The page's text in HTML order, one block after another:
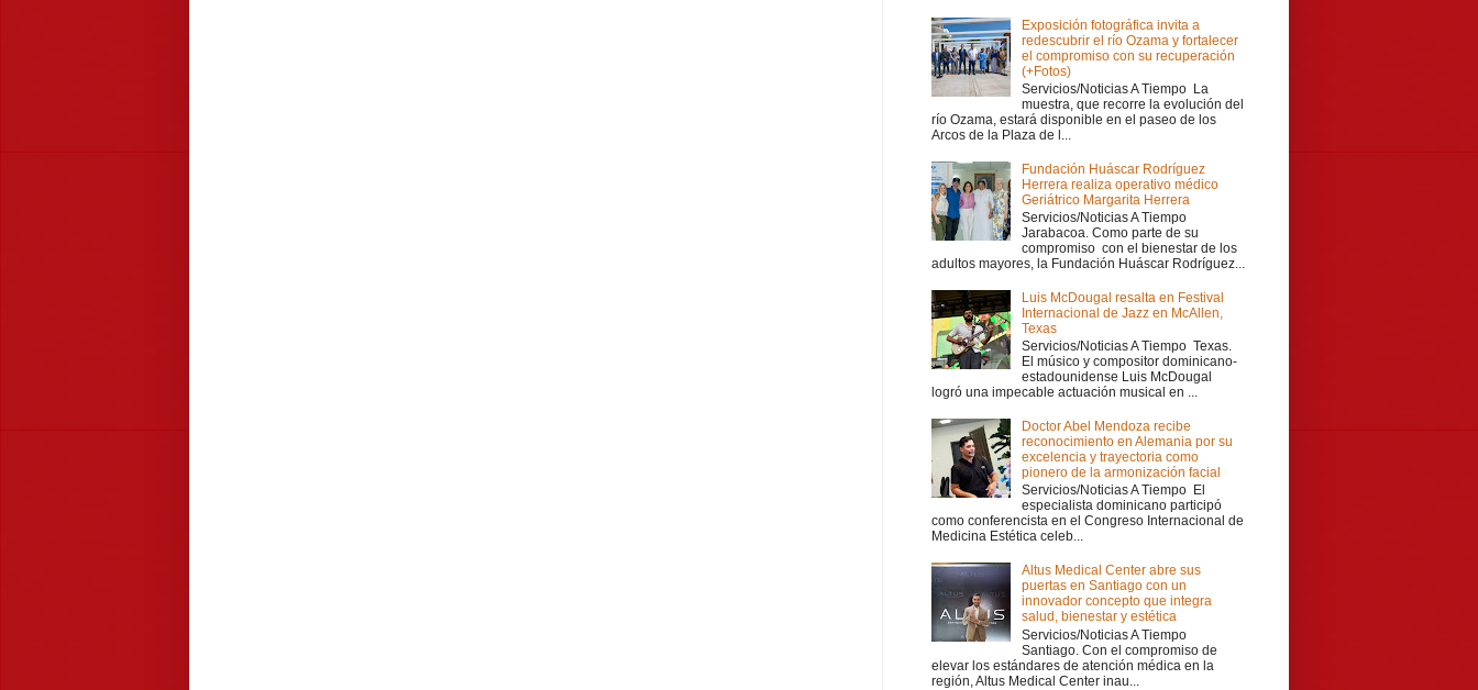
Exposición fotográfica invita a
redescubrir el río Ozama y fortalecer
el compromiso con su recuperación
(+Fotos)
Servicios/Noticias A Tiempo La
muestra, que recorre la evolución del
río Ozama, estará disponible en el paseo de los
Arcos de la Plaza de l...
Fundación Huáscar Rodríguez
Herrera realiza operativo médico
Geriátrico Margarita Herrera
Servicios/Noticias A Tiempo
Jarabacoa. Como parte de su
compromiso con el bienestar de los
adultos mayores, la Fundación Huáscar Rodríguez...
Luis McDougal resalta en Festival
Internacional de Jazz en McAllen,
Texas
Servicios/Noticias A Tiempo Texas.
El músico y compositor dominicano-
estadounidense Luis McDougal
logró una impecable actuación musical en ...
Doctor Abel Mendoza recibe
reconocimiento en Alemania por su
excelencia y trayectoria como
pionero de la armonización facial
Servicios/Noticias A Tiempo El
especialista dominicano participó
como conferencista en el Congreso Internacional de
Medicina Estética celeb...
Altus Medical Center abre sus
puertas en Santiago con un
innovador concepto que integra
salud, bienestar y estética
Servicios/Noticias A Tiempo
Santiago. Con el compromiso de
elevar los estándares de atención médica en la
región, Altus Medical Center inau...